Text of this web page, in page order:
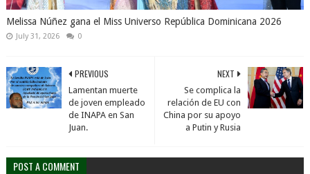
Melissa Núñez gana el Miss Universo República Dominicana 2026
July 31, 2026 0
NEXT
Se complica la
relación de EU con
China por su apoyo
a Putin y Rusia
PREVIOUS
Lamentan muerte
de joven empleado
de INAPA en San
Juan.
POST A COMMENT